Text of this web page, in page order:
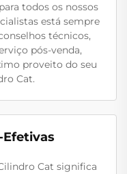
todos os nossos
está sempre
técnicos,
pós-venda,
proveito do seu
Cat.
Efetivas
Cat significa